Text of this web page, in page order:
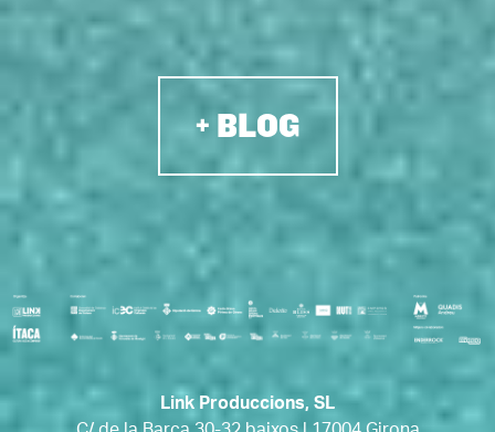
+ BLOG
Link Produccions, SL